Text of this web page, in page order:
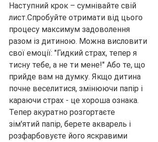
Наступний крок – сумнівайте свій
лист.Спробуйте отримати від цього
процесу максимум задоволення
разом із дитиною. Можна висловити
свої емоції: "Гидкий страх, тепер я
тисну тебе, а не ти мене!" Або те, що
прийде вам на думку. Якщо дитина
почне веселитися, змінюючи папір і
караючи страх - це хороша ознака.
Тепер акуратно розгортаєте
зім'ятий папір, берете акварель і
розфарбовуєте його яскравими